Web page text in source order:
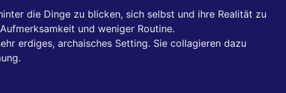
die Dinge zu blicken, sich selbst und ihre Realität zu
und weniger Routine.
erdiges, archaisches Setting. Sie collagieren dazu